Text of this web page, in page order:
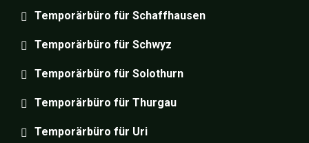
Temporärbüro für Schaffhausen
Temporärbüro für Schwyz
Temporärbüro für Solothurn
Temporärbüro für Thurgau
Temporärbüro für Uri